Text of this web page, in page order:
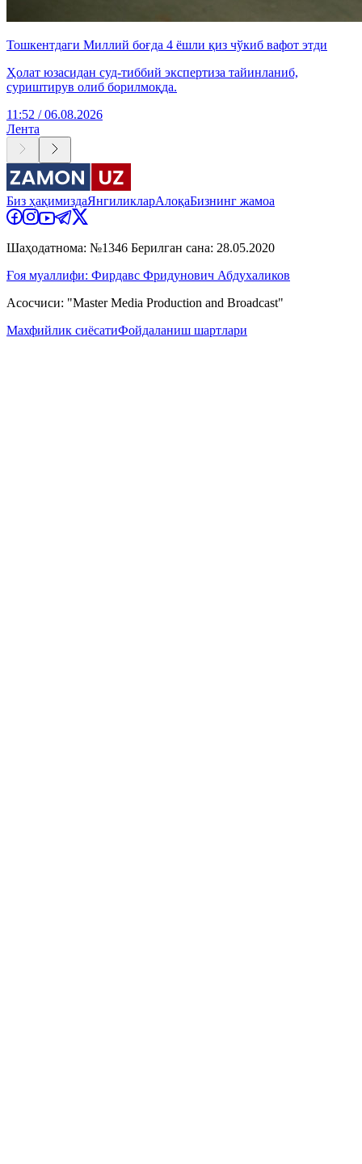
Тошкентдаги Миллий боғда 4 ёшли қиз чўкиб вафот этди
Ҳолат юзасидан суд-тиббий экспертиза тайинланиб,
суриштирув олиб борилмоқда.
11:52 / 06.08.2026
Лента
Биз ҳақимиздаЯнгиликларАлоқаБизнинг жамоа
Шаҳодатнома: №1346 Берилган сана: 28.05.2020
Ғоя муаллифи: Фирдавс Фридунович Абдухаликов
Асосчиси: "Master Media Production and Broadcast"
Махфийлик сиёсатиФойдаланиш шартлари